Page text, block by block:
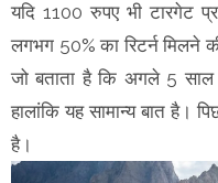
यदि 1100 रुपए भी टारगेट
लगभग 50% का रिटर्न मिलने
जो बताता है कि अगले 5 साल
हालांकि यह सामान्य बात है।
है।